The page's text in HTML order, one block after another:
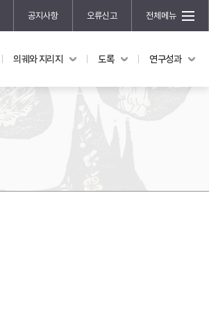
공지사항 오류신고 전체메뉴
연구성과
신진학자 초청 연구교류 사업
의궤와 지리지 도록 연구성과